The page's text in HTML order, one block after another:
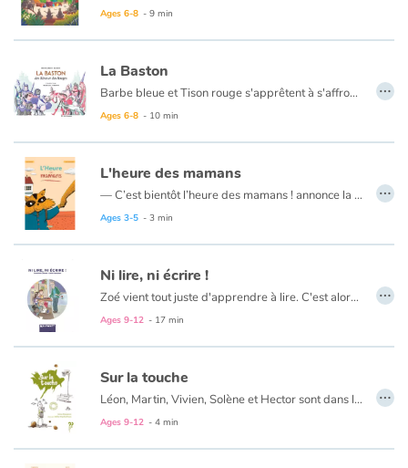
Ages 6-8 - 9 min
La Baston
Barbe bleue et Tison rouge s'apprêtent à s'affronter. La bataille promet d'être terrible ! En route vers le camp adverse, les deux armées tombent sur des chevaliers bien étranges jouant à un jeu encore plus étrange. Pas le temps de réfléchir, les voilà embarqués.
Ages 6-8 - 10 min
…
L'heure des mamans
— C’est bientôt l’heure des mamans ! annonce la maîtresse.
Le texte, bien écrit avec une touche d'humour, plaide pour une lecture à haute voix. Il est accompagné d'illustrations douces et prégnantes. Un album réussi et précieux pour rappeler certaines évidences.
Ages 3-5 - 3 min
…
Ni lire, ni écrire !
Zoé vient tout juste d'apprendre à lire. C'est alors qu'elle se rend compte que son papa, Cédric, lui, ne sait pas. Il ne sait pas lire ?! Est-ce vraiment possible d'être un adulte et ne pas savoir lire ? Pourtant, Cédric est un super papa, il sait faire tellement de choses !
Ages 9-12 - 17 min
…
Sur la touche
Léon, Martin, Vivien, Solène et Hector sont dans la même équipe de basket. Il n’y a qu’Hector qui sait jouer... enfin ça, c’est lui qui le dit.
Ages 9-12 - 4 min
…